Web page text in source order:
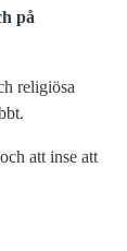
på
religiösa
att inse att